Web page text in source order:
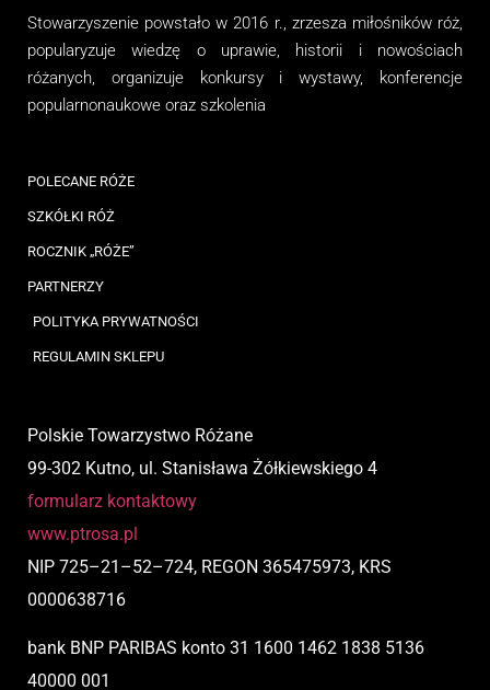
Stowarzyszenie powstało w 2016 r., zrzesza miłośników róż,
popularyzuje wiedzę o uprawie, historii i nowościach
różanych, organizujekonkursy i wystawy, konferencje
popularnonaukowe oraz szkolenia
POLECANE RÓŻE
SZKÓŁKI RÓŻ
ROCZNIK „RÓŻE”
PARTNERZY
POLITYKA PRYWATNOŚCI
REGULAMIN SKLEPU
Polskie Towarzystwo Różane
99-302 Kutno, ul. Stanisława Żółkiewskiego 4
formularz kontaktowy
www.ptrosa.pl
NIP 725–21 –52–724, REGON 365475973, KRS
0000638716
bank BNP PARIBAS konto 31 1600 1462 1838 5136
40000 001